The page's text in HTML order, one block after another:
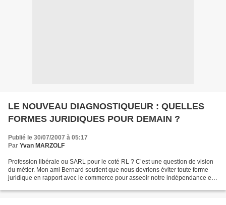
LE NOUVEAU DIAGNOSTIQUEUR : QUELLES
FORMES JURIDIQUES POUR DEMAIN ?
Publié le 30/07/2007 à 05:17
Par Yvan MARZOLF
Profession libérale ou SARL pour le coté RL ? C’est une question de vision
du métier. Mon ami Bernard soutient que nous devrions éviter toute forme
juridique en rapport avec le commerce pour asseoir notre indépendance et